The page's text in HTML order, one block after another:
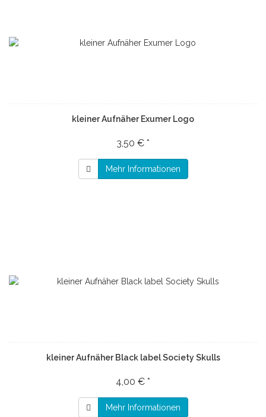
kleiner Aufnäher Exumer Logo
3,50 € *
Mehr Informationen
kleiner Aufnäher Black label Society Skulls
4,00 € *
Mehr Informationen